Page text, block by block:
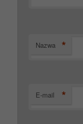
Nazwa *
E-mail *